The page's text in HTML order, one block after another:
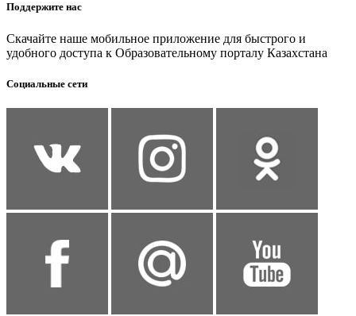
Поддержите нас
Скачайте наше мобильное приложение для быстрого и
удобного доступа к Образовательному порталу Казахстана
Социальные сети